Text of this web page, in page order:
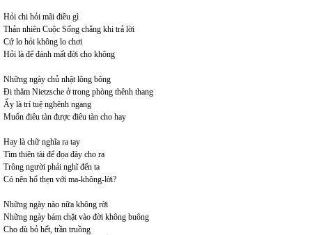
Hỏi chi hỏi mãi điều gì
Thản nhiên Cuộc Sống chẳng khi trả lời
Cứ lo hỏi không lo chơi
Hỏi là để đánh mất đời cho không
Những ngày chủ nhật lông bông
Đi thăm Nietzsche ở trong phòng thênh thang
Ấy là trí tuệ nghênh ngang
Muốn điêu tàn được điêu tàn cho hay
Hay là chữ nghĩa ra tay
Tìm thiên tài để đọa đày cho ra
Trông người phải nghĩ đến ta
Có nên hổ thẹn với ma-không-lời?
Những ngày nào nữa không rời
Những ngày bám chặt vào đời không buông
Cho dù bỏ hết, trần truồng